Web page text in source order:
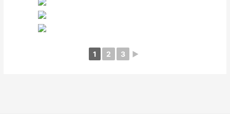
1 2 3 ►